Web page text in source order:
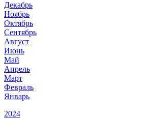
Декабрь
Ноябрь
Октябрь
Сентябрь
Август
Июнь
Май
Апрель
Март
Февраль
Январь
2024